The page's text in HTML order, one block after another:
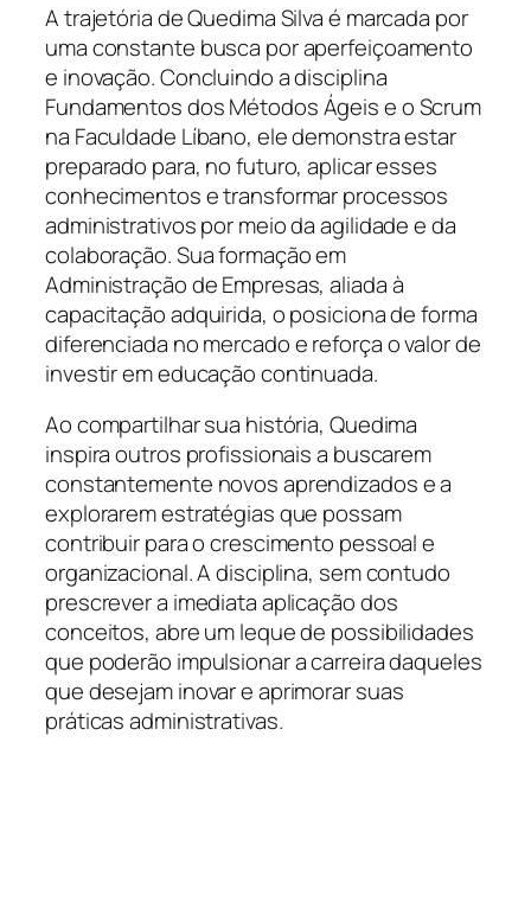
A trajetória de Quedima Silva é marcada por
uma constante busca por aperfeiçoamento
e inovação. Concluindo a disciplina
Fundamentos dos Métodos Ágeis e o Scrum
na Faculdade Líbano, ele demonstra estar
preparado para, no futuro, aplicar esses
conhecimentos e transformar processos
administrativos por meio da agilidade e da
colaboração. Sua formação em
Administração de Empresas, aliada à
capacitação adquirida, o posiciona de forma
diferenciada no mercado e reforça o valor de
investir em educação continuada.
Ao compartilhar sua história, Quedima
inspira outros profissionais a buscarem
constantemente novos aprendizados e a
explorarem estratégias que possam
contribuir para o crescimento pessoal e
organizacional. A disciplina, sem contudo
prescrever a imediata aplicação dos
conceitos, abre um leque de possibilidades
que poderão impulsionar a carreira daqueles
que desejam inovar e aprimorar suas
práticas administrativas.